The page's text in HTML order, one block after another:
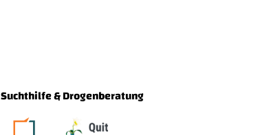
Suchthilfe & Drogenberatung